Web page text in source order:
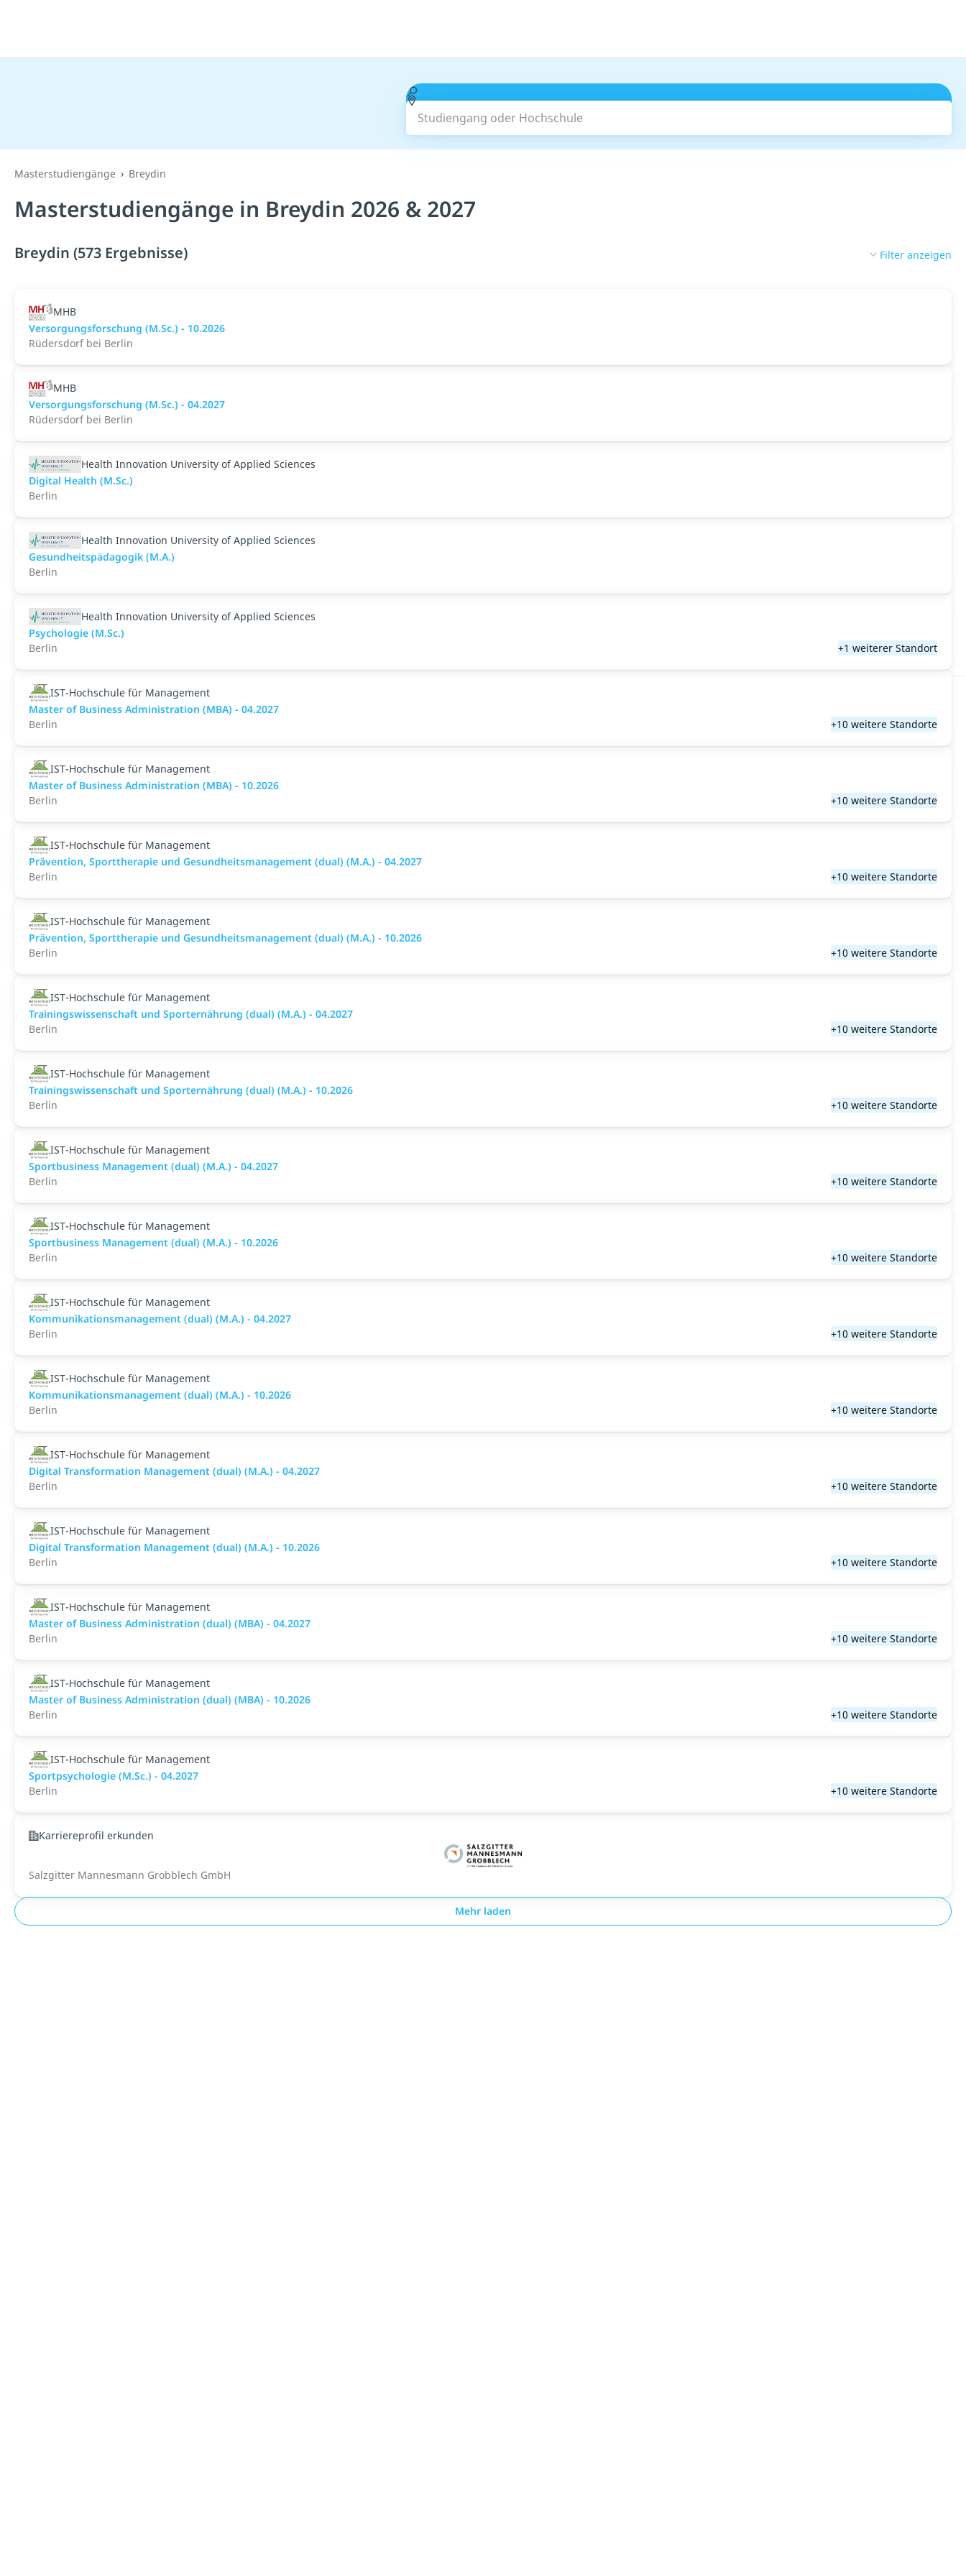
Studiengang oder Hochschule
Masterstudiengänge Breydin
Masterstudiengänge in Breydin 2026 & 2027
Breydin (573 Ergebnisse) Filter anzeigen
MHB
Versorgungsforschung (M.Sc.) - 10.2026
Rüdersdorf bei Berlin
MHB
Versorgungsforschung (M.Sc.) - 04.2027
Rüdersdorf bei Berlin
Health Innovation University of Applied Sciences
Digital Health (M.Sc.)
Berlin
Health Innovation University of Applied Sciences
Gesundheitspädagogik (M.A.)
Berlin
Health Innovation University of Applied Sciences
Psychologie (M.Sc.)
Berlin
+1 weiterer Standort
IST-Hochschule für Management
Master of Business Administration (MBA) - 04.2027
Berlin
+10 weitere Standorte
IST-Hochschule für Management
Master of Business Administration (MBA) - 10.2026
Berlin
+10 weitere Standorte
IST-Hochschule für Management
Prävention, Sporttherapie und Gesundheitsmanagement (dual) (M.A.) - 04.2027
Berlin
+10 weitere Standorte
IST-Hochschule für Management
Prävention, Sporttherapie und Gesundheitsmanagement (dual) (M.A.) - 10.2026
Berlin
+10 weitere Standorte
IST-Hochschule für Management
Trainingswissenschaft und Sporternährung (dual) (M.A.) - 04.2027
Berlin
+10 weitere Standorte
IST-Hochschule für Management
Trainingswissenschaft und Sporternährung (dual) (M.A.) - 10.2026
Berlin
+10 weitere Standorte
IST-Hochschule für Management
Sportbusiness Management (dual) (M.A.) - 04.2027
Berlin
+10 weitere Standorte
IST-Hochschule für Management
Sportbusiness Management (dual) (M.A.) - 10.2026
Berlin
+10 weitere Standorte
IST-Hochschule für Management
Kommunikationsmanagement (dual) (M.A.) - 04.2027
Berlin
+10 weitere Standorte
IST-Hochschule für Management
Kommunikationsmanagement (dual) (M.A.) - 10.2026
Berlin
+10 weitere Standorte
IST-Hochschule für Management
Digital Transformation Management (dual) (M.A.) - 04.2027
Berlin
+10 weitere Standorte
IST-Hochschule für Management
Digital Transformation Management (dual) (M.A.) - 10.2026
Berlin
+10 weitere Standorte
IST-Hochschule für Management
Master of Business Administration (dual) (MBA) - 04.2027
Berlin
+10 weitere Standorte
IST-Hochschule für Management
Master of Business Administration (dual) (MBA) - 10.2026
Berlin
+10 weitere Standorte
IST-Hochschule für Management
Sportpsychologie (M.Sc.) - 04.2027
Berlin
+10 weitere Standorte
Karriereprofil erkunden
Salzgitter Mannesmann Grobblech GmbH
Mehr laden